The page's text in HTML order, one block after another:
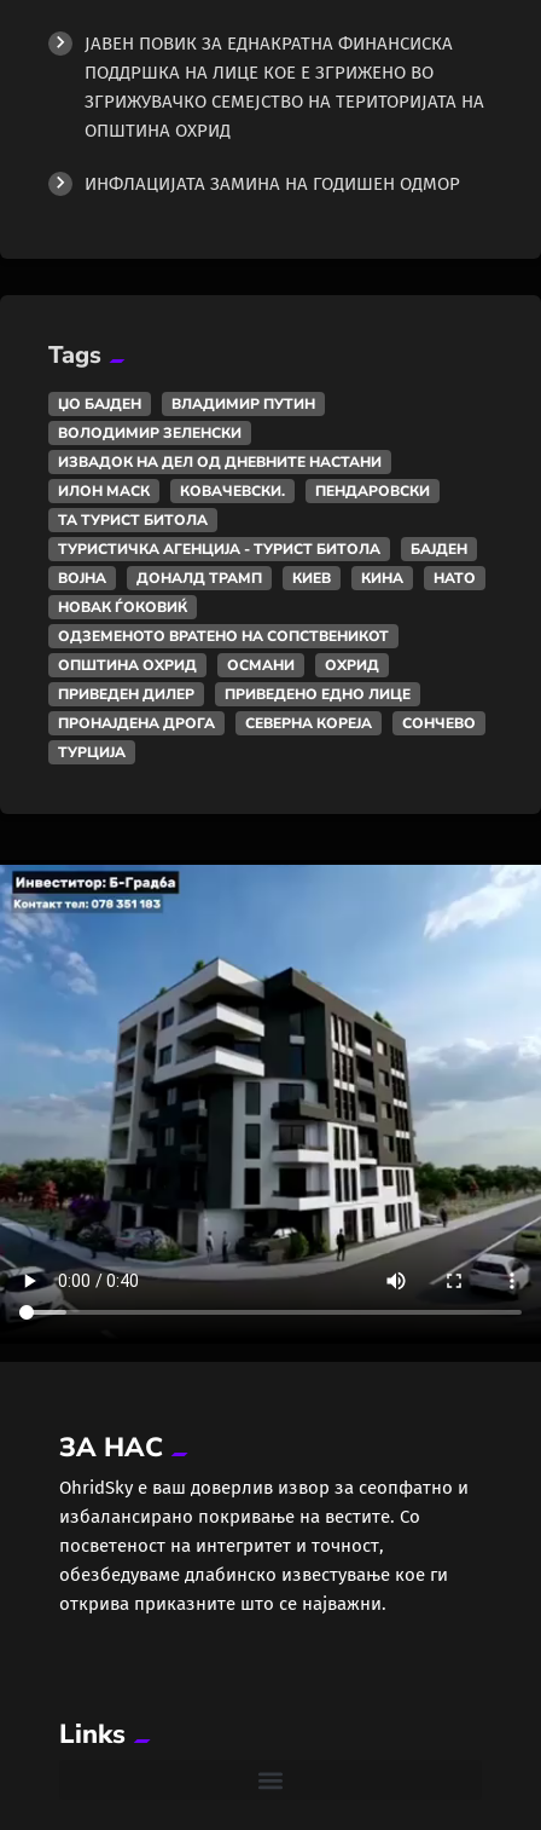
ЈАВЕН ПОВИК ЗА ЕДНАКРАТНА ФИНАНСИСКА
ПОДДРШКА НА ЛИЦЕ КОЕ Е ЗГРИЖЕНО ВО
ЗГРИЖУВАЧКО СЕМЕЈСТВО НА ТЕРИТОРИЈАТА НА
ОПШТИНА ОХРИД
ИНФЛАЦИЈАТА ЗАМИНА НА ГОДИШЕН ОДМОР
Tags
ЏО БАЈДЕН
ВЛАДИМИР ПУТИН
ВОЛОДИМИР ЗЕЛЕНСКИ
ИЗВАДОК НА ДЕЛ ОД ДНЕВНИТЕ НАСТАНИ
ИЛОН МАСК
КОВАЧЕВСКИ.
ПЕНДАРОВСКИ
ТА ТУРИСТ БИТОЛА
ТУРИСТИЧКА АГЕНЦИЈА - ТУРИСТ БИТОЛА
БАЈДЕН
ВОЈНА
ДОНАЛД ТРАМП КИЕВ КИНА
НАТО
НОВАК ЃОКОВИЌ
ОДЗЕМЕНОТО ВРАТЕНО НА СОПСТВЕНИКОТ
ОПШТИНА ОХРИД
ОСМАНИ
ОХРИД
ПРИВЕДЕН ДИЛЕР
ПРИВЕДЕНО ЕДНО ЛИЦЕ
ПРОНАЈДЕНА ДРОГА
СЕВЕРНА КОРЕЈА
СОНЧЕВО
ТУРЦИЈА
ЗА НАС
ОhridSky е ваш доверлив извор за сеопфатно и
избалансирано покривање на вестите. Со
посветеност на интегритет и точност,
обезбедуваме длабинско известување кое ги
открива приказните што се најважни.
Links